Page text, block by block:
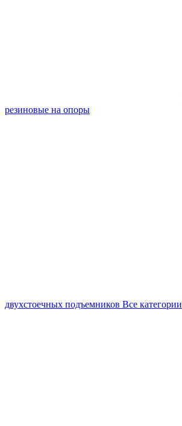
резиновые на опоры
двухстоечных подъемников Все категории